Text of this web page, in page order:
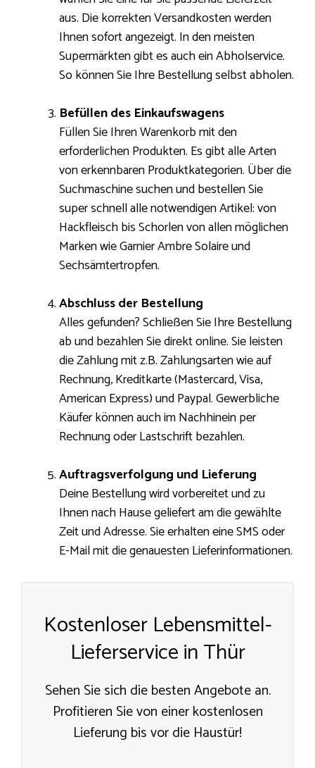
aus. Die korrekten Versandkosten werden
Ihnen sofort angezeigt. In den meisten
Supermärkten gibt es auch ein Abholservice.
So können Sie Ihre Bestellung selbst abholen.
Befüllen des Einkaufswagens
Füllen Sie Ihren Warenkorb mit den
erforderlichen Produkten. Es gibt alle Arten
von erkennbaren Produktkategorien. Über die
Suchmaschine suchen und bestellen Sie
super schnell alle notwendigen Artikel: von
Hackfleisch bis Schorlen von allen möglichen
Marken wie Garnier Ambre Solaire und
Sechsämtertropfen.
Abschluss der Bestellung
Alles gefunden? Schließen Sie Ihre Bestellung
ab und bezahlen Sie direkt online. Sie leisten
die Zahlung mit z.B. Zahlungsarten wie auf
Rechnung, Kreditkarte (Mastercard, Visa,
American Express) und Paypal. Gewerbliche
Käufer können auch im Nachhinein per
Rechnung oder Lastschrift bezahlen.
Auftragsverfolgung und Lieferung
Deine Bestellung wird vorbereitet und zu
Ihnen nach Hause geliefert am die gewählte
Zeit und Adresse. Sie erhalten eine SMS oder
E-Mail mit die genauesten Lieferinformationen.
Kostenloser Lebensmittel-
Lieferservice in Thür
Sehen Sie sich die besten Angebote an.
Profitieren Sie von einer kostenlosen
Lieferung bis vor die Haustür!